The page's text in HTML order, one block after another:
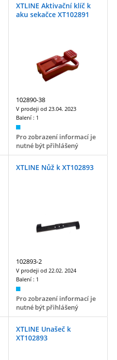
XTLINE Aktivační klíč k
aku sekačce XT102891
102890-38
V prodeji od 23.04. 2023
Balení : 1
Pro zobrazení informací je
nutné být přihlášený
XTLINE Nůž k XT102893
102893-2
V prodeji od 22.02. 2024
Balení : 1
Pro zobrazení informací je
nutné být přihlášený
XTLINE Unašeč k
XT102893